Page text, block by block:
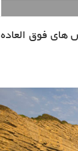
فوق العاده